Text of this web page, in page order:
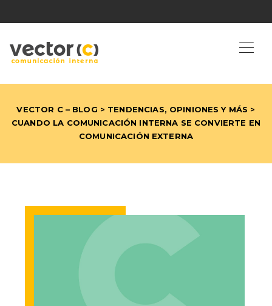
VECTOR C – BLOG > TENDENCIAS, OPINIONES Y MÁS >
CUANDO LA COMUNICACIÓN INTERNA SE CONVIERTE EN
COMUNICACIÓN EXTERNA